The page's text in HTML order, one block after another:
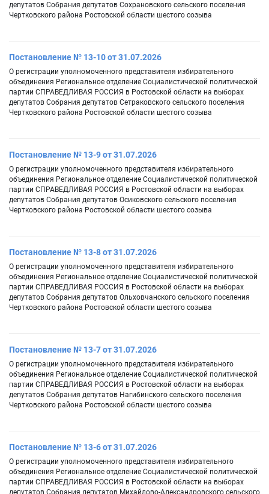
депутатов Собрания депутатов Сохрановского сельского поселения
Чертковского района Ростовской области шестого созыва
Постановление № 13-10 от 31.07.2026
О регистрации уполномоченного представителя избирательного
объединения Региональное отделение Социалистической политической
партии СПРАВЕДЛИВАЯ РОССИЯ в Ростовской области на выборах
депутатов Собрания депутатов Сетраковского сельского поселения
Чертковского района Ростовской области шестого созыва
Постановление № 13-9 от 31.07.2026
О регистрации уполномоченного представителя избирательного
объединения Региональное отделение Социалистической политической
партии СПРАВЕДЛИВАЯ РОССИЯ в Ростовской области на выборах
депутатов Собрания депутатов Осиковского сельского поселения
Чертковского района Ростовской области шестого созыва
Постановление № 13-8 от 31.07.2026
О регистрации уполномоченного представителя избирательного
объединения Региональное отделение Социалистической политической
партии СПРАВЕДЛИВАЯ РОССИЯ в Ростовской области на выборах
депутатов Собрания депутатов Ольховчанского сельского поселения
Чертковского района Ростовской области шестого созыва
Постановление № 13-7 от 31.07.2026
О регистрации уполномоченного представителя избирательного
объединения Региональное отделение Социалистической политической
партии СПРАВЕДЛИВАЯ РОССИЯ в Ростовской области на выборах
депутатов Собрания депутатов Нагибинского сельского поселения
Чертковского района Ростовской области шестого созыва
Постановление № 13-6 от 31.07.2026
О регистрации уполномоченного представителя избирательного
объединения Региональное отделение Социалистической политической
партии СПРАВЕДЛИВАЯ РОССИЯ в Ростовской области на выборах
депутатов Собрания депутатов Михайлово-Александровского сельского